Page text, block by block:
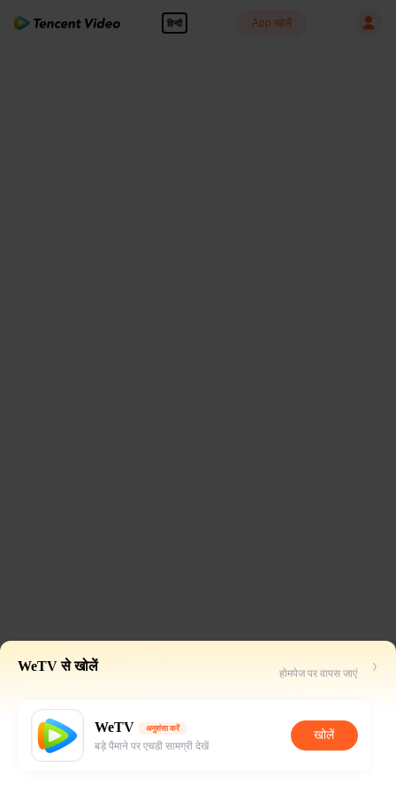
हिन्दी App खोलें
WeTV से खोलें होमपेज पर वापस जाएं
WeTV अनुशंसा करें
बड़े पैमाने पर एचडी सामग्री देखें
खोलें